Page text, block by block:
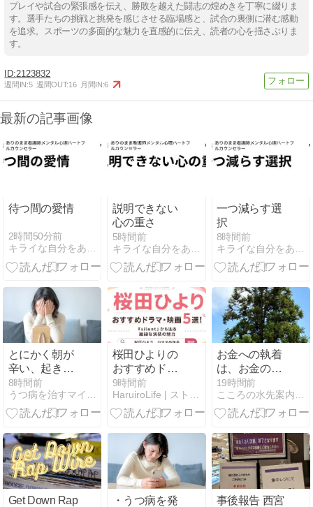
プレイや試合の緊張感を伝え、勝敗を越えた闘志の煌めきを丁寧に綴りま
す。選手たちの挑戦と挑発を感じさせる臨場感と、試合の裏側に潜む感動
を追求。スポーツの多面的な魅力を直感的に伝え、読者の心を揺さぶりま
す。
2123832
週間IN:5 週間OUT:16 月間IN:6
最新の記事画像
待つ間の愛情
2時間50分前
キライな自分をありのまま｜note
説明できない
心の重さ
5時間前
キライな自分をありのまま｜note
一つ減らす選
択
8時間前
キライな自分をありのまま｜note
とにかく朝が
辛い、起きら
れない時はど
うするのか。
8時間前
うつ病を治すマインドフネス心理療法 | マインドフルメイト
桜田ひよりの
おすすめドラ
マ・映画5
選！『silent』
から辿る繊細
9時間前
HaruiroLife | ストレスリリース情報館
お金への執着
は、お金の問
題ではありま
せん。
19時間前
こころの水先案内人みねちゃん
Get Down Rap
・うつ病を発
事後報告 西宮